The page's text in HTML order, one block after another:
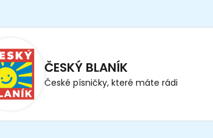
ČESKÝ BLANÍK
České písničky, které máte rádi